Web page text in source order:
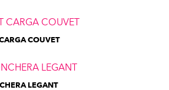
COUVET
LEGANT